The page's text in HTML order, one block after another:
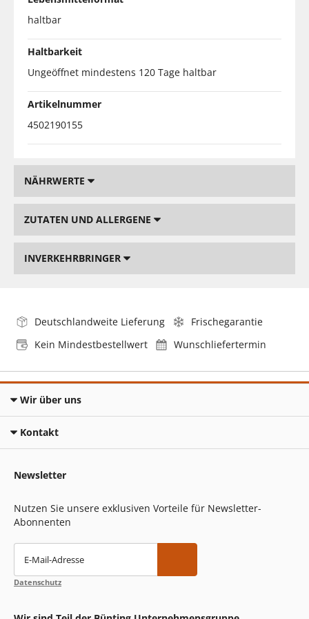
haltbar
Haltbarkeit
Ungeöffnet mindestens 120 Tage haltbar
Artikelnummer
4502190155
NÄHRWERTE
ZUTATEN UND ALLERGENE
INVERKEHRBRINGER
Deutschlandweite Lieferung
Frischegarantie
Kein Mindestbestellwert
Wunschliefertermin
Wir über uns
Kontakt
Newsletter
Nutzen Sie unsere exklusiven Vorteile für Newsletter-
Abonnenten
E-Mail-Adresse
Datenschutz